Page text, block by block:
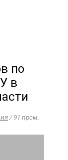
по
в
/ 91 прсм.